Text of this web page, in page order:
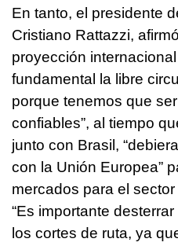
En tanto, el presidente
Cristiano Rattazzi,
proyección
fundamental la libre
porque tenemos que
confiables”, al tiempo
junto con Brasil,
con la Unión Europea”
mercados para el
“Es importante
los cortes de ruta, ya